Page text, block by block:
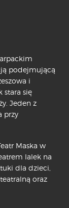
podejmującą
i
stara się
Jeden z
przy
Maska w
lalek na
dla dzieci,
oraz